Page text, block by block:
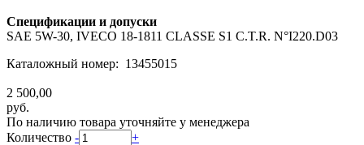
Спецификации и допуски
SAE 5W-30, IVECO 18-1811 CLASSE S1 C.T.R. N°I220.D03
Каталожный номер: 13455015
2 500,00
руб.
По наличию товара уточняйте у менеджера
Количество - +